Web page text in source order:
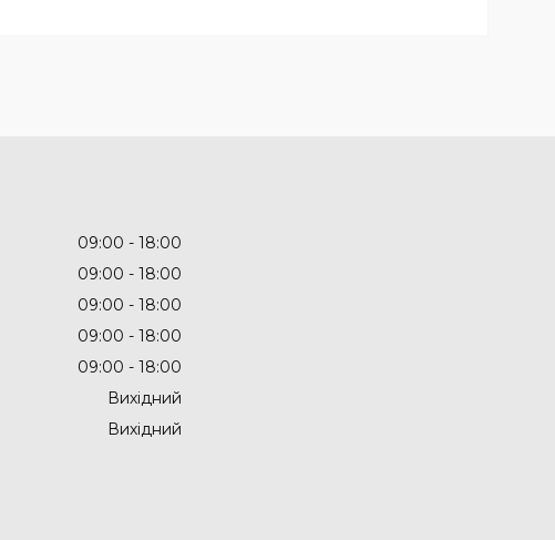
09:00
18:00
09:00
18:00
09:00
18:00
09:00
18:00
09:00
18:00
Вихідний
Вихідний